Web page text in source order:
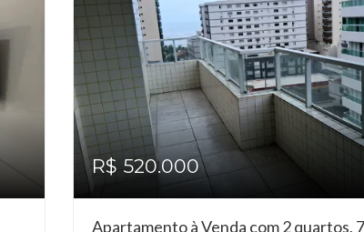
R$ 520.000
Apartamento à Venda com 2 quartos,